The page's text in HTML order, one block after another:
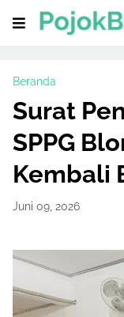
Beranda
Surat
SPPG
Kembali
Juni 09, 2026